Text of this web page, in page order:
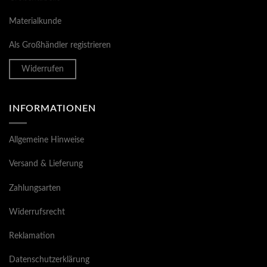
Materialkunde
Als Großhändler registrieren
Widerrufen
INFORMATIONEN
Allgemeine Hinweise
Versand & Lieferung
Zahlungsarten
Widerrufsrecht
Reklamation
Datenschutzerklärung